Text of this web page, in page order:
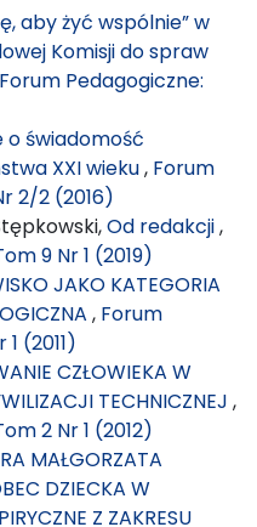
aby żyć wspólnie” w
Komisji do spraw
Forum Pedagogiczne:
o świadomość
XXI wieku, Forum
2/2 (2016)
Od redakcji,
9 Nr 1 (2019)
JAKO KATEGORIA
, Forum
(2011)
CZŁOWIEKA W
TECHNICZNEJ ,
2 Nr 1 (2012)
MAŁGORZATA
DZIECKA W
Z ZAKRESU